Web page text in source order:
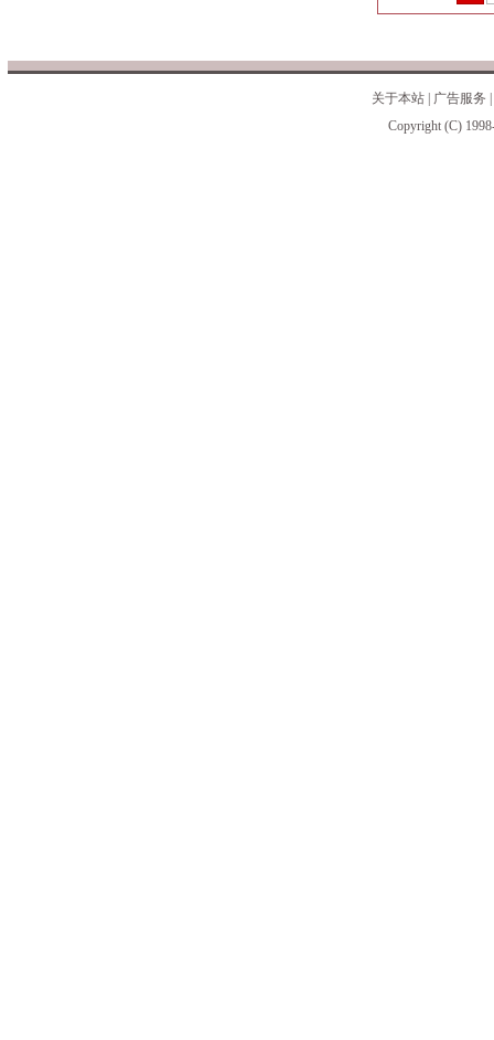
关于本站 广告服务
Copyright (C)